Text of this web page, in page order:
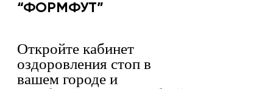
“ФОРМФУТ”
Откройте кабинет
оздоровления стоп в
вашем городе и